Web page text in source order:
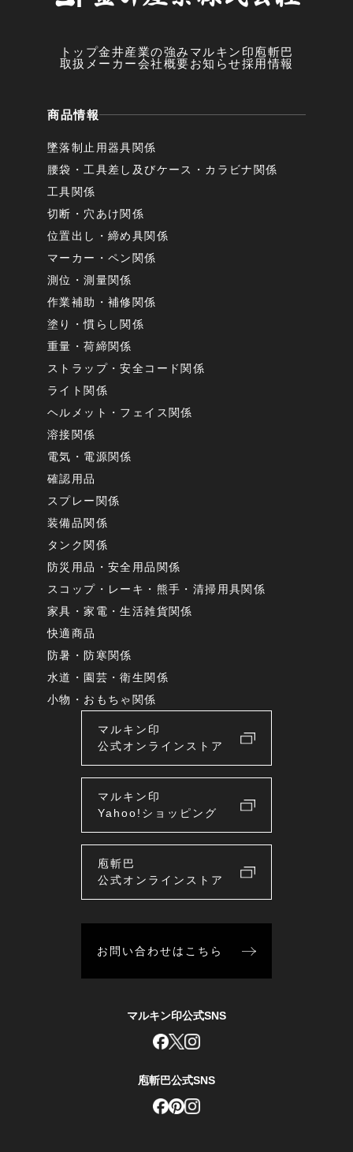
トップ金井産業の強み マルキン印 庖斬巴
取扱メーカー会社概要お知らせ採用情報
商品情報
墜落制止用器具関係
腰袋・工具差し及びケース・カラビナ関係
工具関係
切断・穴あけ関係
位置出し・締め具関係
マーカー・ペン関係
測位・測量関係
作業補助・補修関係
塗り・慣らし関係
重量・荷締関係
ストラップ・安全コード関係
ライト関係
ヘルメット・フェイス関係
溶接関係
電気・電源関係
確認用品
スプレー関係
装備品関係
タンク関係
防災用品・安全用品関係
スコップ・レーキ・熊手・清掃用具関係
家具・家電・生活雑貨関係
快適商品
防暑・防寒関係
水道・園芸・衛生関係
小物・おもちゃ関係
マルキン印
公式オンラインストア
マルキン印
Yahoo!ショッピング
庖斬巴
公式オンラインストア
お問い合わせはこちら
マルキン印公式SNS
庖斬巴公式SNS